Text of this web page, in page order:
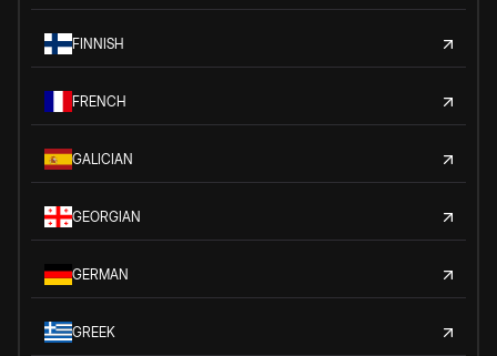
FINNISH
FRENCH
GALICIAN
GEORGIAN
GERMAN
GREEK